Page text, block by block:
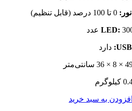
عدد
دارد
افزودن به سبد خرید